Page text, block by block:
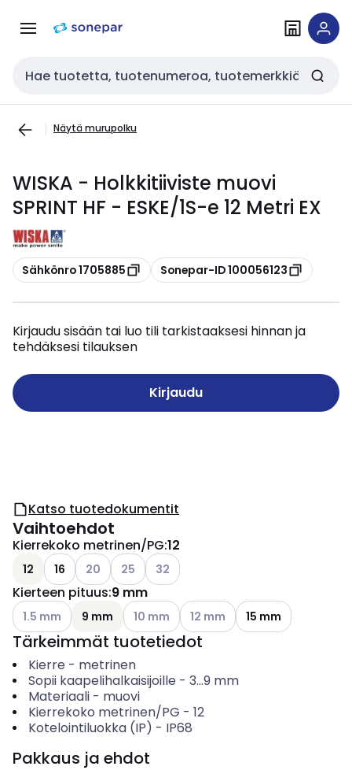
navigointiinsisältöön
Haku
Näytä murupolku
WISKA - Holkkitiiviste muovi
SPRINT HF - ESKE/1S-e 12 Metri EX
Kopioi
Sähkönro 1705885 Kopioi
Sonepar-ID 100056123
Kirjaudu sisään tai luo tili tarkistaaksesi hinnan ja
tehdäksesi tilauksen
Kirjaudu
Katso tuotedokumentit
Vaihtoehdot
Kierrekoko metrinen/PG:12
12 16 Katso käytettävissä olevat vaihtoehdot
20 Katso käytettävissä olevat vaihtoehdot
25 Katso käytettävissä olevat
32
Kierteen pituus:9 mm
Katso käytettävissä olevat vaihtoehdot
1.5 mm 9 mm Katso käytettävissä olevat vaihtoehdot
10 mm Katso käytettävissä olevat
12 mm 15 mm
Tärkeimmät tuotetiedot
Kierre - metrinen
Sopii kaapelihalkaisijoille - 3...9 mm
Materiaali- muovi
Kierrekoko metrinen/PG - 12
Kotelointiluokka (IP) - IP68
Pakkaus ja ehdot